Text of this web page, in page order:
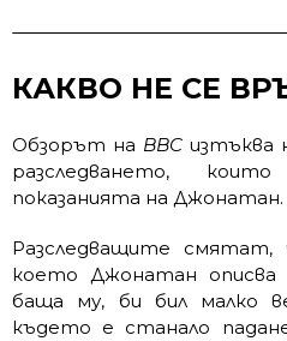
КАКВО НЕ СЕ
Обзорът на BBC изтъква
разследването,
показанията на Джонатан.
Разследващите смятат,
което Джонатан
баща му, би бил малко
където е станало